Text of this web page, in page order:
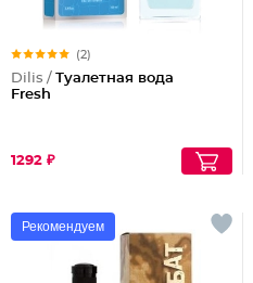
(2)
Dilis / Туалетная вода
Fresh
1292 ₽
Рекомендуем